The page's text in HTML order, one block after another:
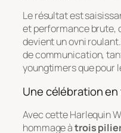
Le résultat est
et performance brute,
devient un ovni
de communication,
youngtimers que pour
Une célébration
Avec cette Harlequin
hommage àtrois